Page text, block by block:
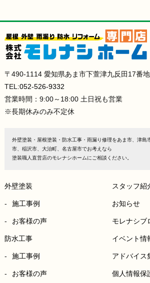
〒490-1114 愛知県あま市下萱津九反田17番地
TEL:052-526-9332
営業時間：9:00～18:00 土日祝も営業
※長期休みのみ不定休
外壁塗装・屋根塗装・防水工事・雨漏り修理をあま市、津島
市、稲沢市、大治町、名古屋市でお考えなら
塗装職人直営店のモレナシホームにご相談ください。
外壁塗装
施工事例
お客様の声
防水工事
施工事例
お客様の声
スタッフ紹
お知らせ
モレナシブ
イベント情
アドバイス
個人情報保